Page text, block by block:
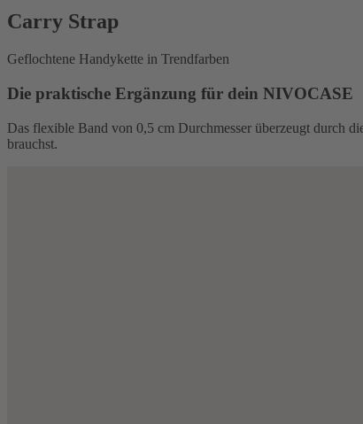
Carry Strap
Geflochtene Handykette in Trendfarben
Die praktische Ergänzung für dein NIVOCASE
Das flexible Band von 0,5 cm Durchmesser überzeugt durch
brauchst.